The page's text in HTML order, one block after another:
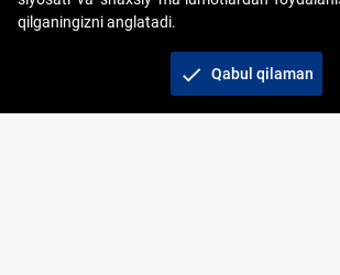
Copyright © 2017-2026. "Elektron onlayn-
tashkil etish" AJ. Barcha huquqlar himoyalangan
qilganingizni anglatadi.
check Qabul qilaman